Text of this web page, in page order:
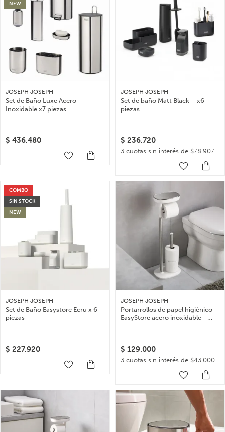
NEW
JOSEPH JOSEPH
Set de Baño Luxe Acero
Inoxidable x7 piezas
$ 436.480
JOSEPH JOSEPH
Set de baño Matt Black – x6
piezas
$ 236.720
3 cuotas sin interés de $78.907
COMBO
SIN STOCK
NEW
JOSEPH JOSEPH
Set de Baño Easystore Ecru x 6
piezas
$ 227.920
JOSEPH JOSEPH
Portarrollos de papel higiénico
EasyStore acero inoxidable –
$ 129.000
3 cuotas sin interés de $43.000